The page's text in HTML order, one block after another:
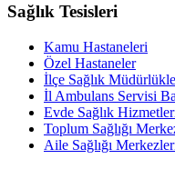
Sağlık Tesisleri
Kamu Hastaneleri
Özel Hastaneler
İlçe Sağlık
İl Ambulans Servisi
Evde Sağlık
Toplum Sağlığı
Aile Sağlığı